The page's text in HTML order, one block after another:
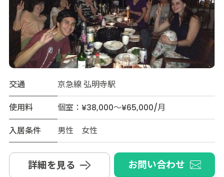
交通
京急線 弘明寺駅
使用料
個室：¥38,000～¥65,000/月
入居条件
男性 女性
詳細を見る お問い合わせ